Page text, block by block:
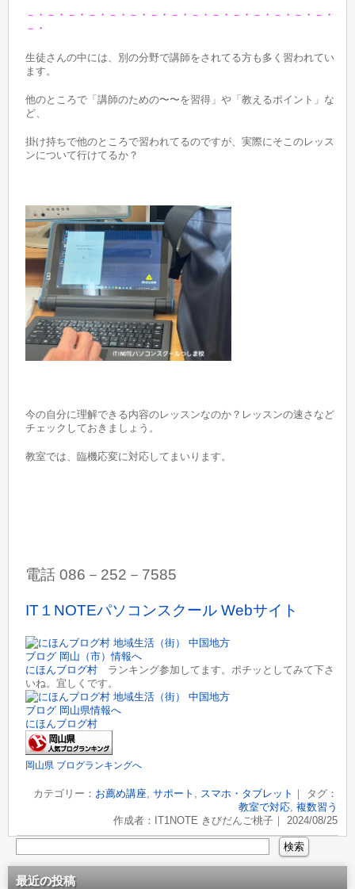
－・－・－・－・－・－・－・－・－・－・－・－・－・－・－・
－・
生徒さんの中には、別の分野で講師をされてる方も多く習われてい
ます。
他のところで「講師のための〜〜を習得」や「教えるポイント」な
ど、
掛け持ちで他のところで習われてるのですが、実際にそこのレッス
ンについて行けてるか？
今の自分に理解できる内容のレッスンなのか？レッスンの速さなど
チェックしておきましょう。
教室では、臨機応変に対応してまいります。
電話 086－252－7585
IT１NOTEパソコンスクール Webサイト
にほんブログ村 ランキング参加してます。ポチッとしてみて下さ
いね。宜しくです。
にほんブログ村
岡山県 ブログランキングへ
カテゴリー： お薦め講座, サポート , スマホ・タブレット ｜ タグ：
教室で対応, 複数習う
作成者：IT1NOTE きびだんご桃子｜ 2024/08/25
最近の投稿